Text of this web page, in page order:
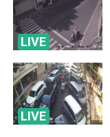
LIVE
LIVE